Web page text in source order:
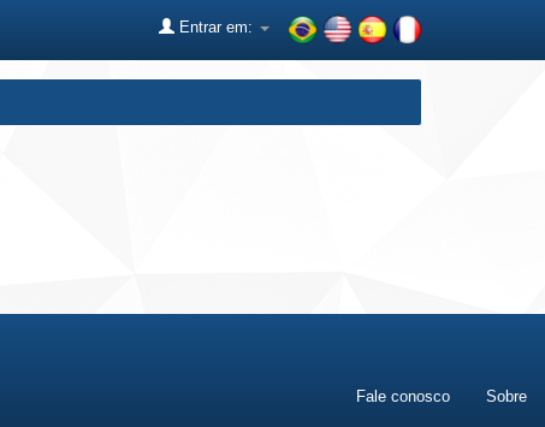
Entrar em:
Fale conosco Sobre